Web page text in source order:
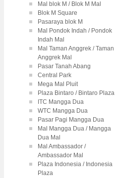
Mal blok M / Blok M Mal
Blok M Square
Pasaraya blok M
Mal Pondok Indah / Pondok
Indah Mal
Mal Taman Anggrek / Taman
Anggrek Mal
Pasar Tanah Abang
Central Park
Mega Mal Pluit
Plaza Bintaro / Bintaro Plaza
ITC Mangga Dua
WTC Mangga Dua
Pasar Pagi Mangga Dua
Mal Mangga Dua / Mangga
Dua Mal
Mal Ambassador /
Ambassador Mal
Plaza Indonesia / Indonesia
Plaza